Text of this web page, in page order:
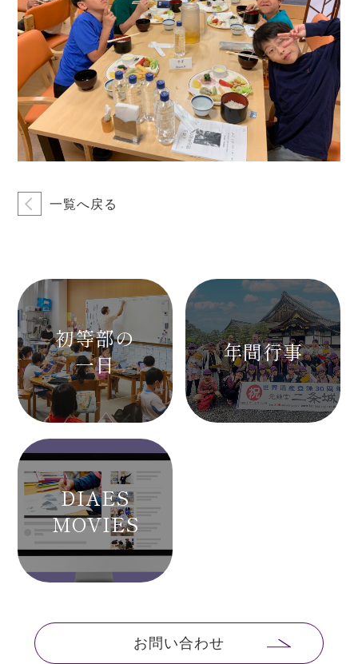
一覧へ戻る
初等部の
一日
年間行事
DIAES
MOVIES
お問い合わせ